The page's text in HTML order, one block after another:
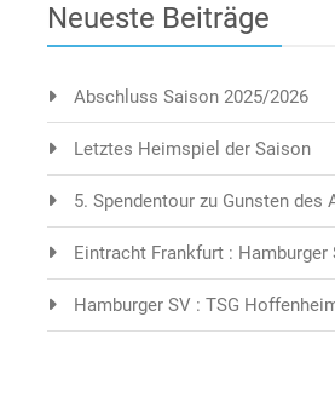
Neueste Beiträge
Abschluss Saison 2025/2026
Letztes Heimspiel der Saison
5. Spendentour zu Gunsten des
Eintracht Frankfurt : Hamburger
Hamburger SV : TSG